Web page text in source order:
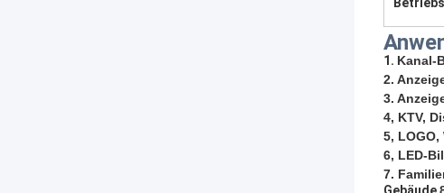
1. Kanal-
2.
3.
4, KTV,
5,
6, LED-
7.